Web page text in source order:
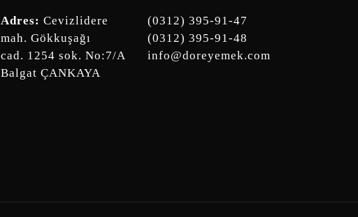
Adres: Cevizlidere
mah. Gökkuşağı
cad. 1254 sok. No:7/A
Balgat ÇANKAYA
(0312) 395-91-47
(0312) 395-91-48
info@doreyemek.com